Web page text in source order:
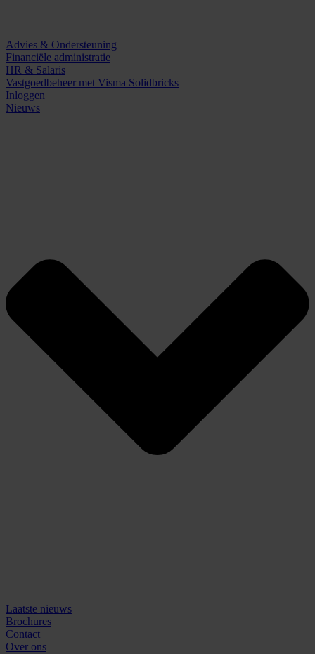
Advies & Ondersteuning
Financiële administratie
HR & Salaris
Vastgoedbeheer met Visma Solidbricks
Inloggen
Nieuws
Laatste nieuws
Brochures
Contact
Over ons